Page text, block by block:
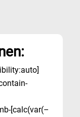
[calc(var(–